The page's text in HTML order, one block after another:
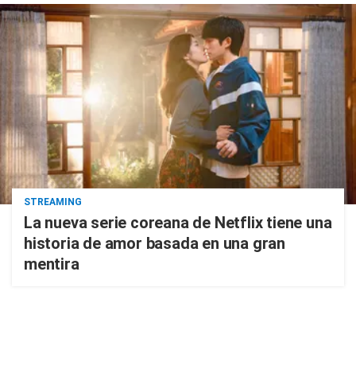
STREAMING
La nueva serie coreana de Netflix tiene una
historia de amor basada en una gran
mentira